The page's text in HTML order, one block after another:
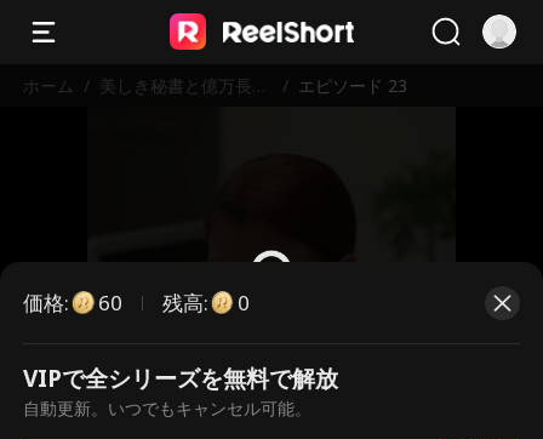
ホーム / 美しき秘書と億万長者
/ エピソード 23
こちらは有料のエピソードです。視
聴いただくには解放が必要です。
価格: 60 残高: 0
VIPで全シリーズを無料で解放
自動更新。いつでもキャンセル可能。